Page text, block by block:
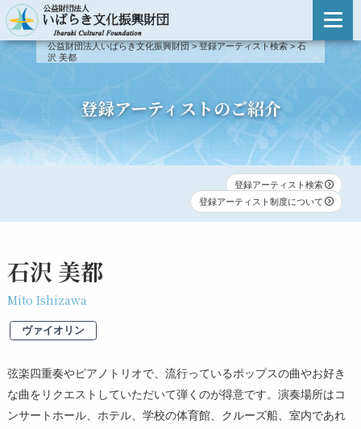
主催事業のご案内
主催事業のご案内
登録アーティスト検索
登録アーティスト検索
登録アーティスト制度について
新人演奏会
新人演奏会
第46回〜第50回
第41回〜第45回
第31回〜第40回
第21回〜第30回
第11回〜第20回
第1回〜第10回
出演依頼・お問い合わせ
公益財団法人いばらき文化振興財団>登録アーティスト検索>石
沢 美都
登録アーティストのご紹介
登録アーティスト検索
登録アーティスト制度について
石沢 美都
Mito Ishizawa
ヴァイオリン
弦楽四重奏やピアノトリオで、流行っているポップスの曲やお好き
な曲をリクエストしていただいて弾くのが得意です。演奏場所はコ
ンサートホール、ホテル、学校の体育館、クルーズ船、室内であれ